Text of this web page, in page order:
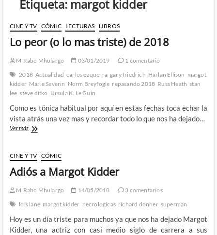
Etiqueta: margot kidder
CINE Y TV CÓMIC LECTURAS LIBROS
Lo peor (o lo mas triste) de 2018
M'Rabo Mhulargo 03/01/2019
1 comentario
2018 Actualidad carlos ezquerra gary friedrich Harlan Ellison margot
kidder Marie Severin Norm Breyfogle repasando 2018 Russ Heath stan
lee steve ditko Ursula K. Le Guin
Como es tónica habitual por aquí en estas fechas toca echar la
vista atrás una vez mas y recordar todo lo que nos ha dejado…
Ver másLo
lo
mas
triste)
2018
CINE Y TV CÓMIC
Adiós a Margot Kidder
M'Rabo Mhulargo 14/05/2018
3 comentarios
lois lane margot kidder necrologicas richard donner superman
Hoy es un día triste para muchos ya que nos ha dejado Margot
Kidder, una actriz con casi medio siglo de carrera a sus